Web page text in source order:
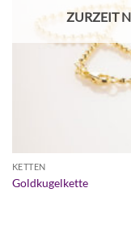
ZURZEIT
KETTEN
Goldkugelkette